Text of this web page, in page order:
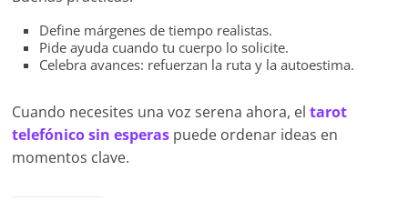
Define márgenes de tiempo realistas.
Pide ayuda cuando tu cuerpo lo solicite.
Celebra avances: refuerzan la ruta y la autoestima.
Cuando necesites una voz serena ahora, eltarot
telefónico sin esperas puede ordenar ideas en
momentos clave.